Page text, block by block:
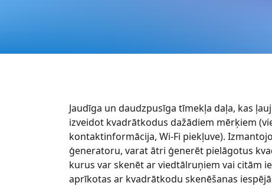
Jaudīga un daudzpusīga tīmekļa daļa, kas
izveidot kvadrātkodus dažādiem mērķiem
kontaktinformācija, Wi-Fi piekļuve).
ģeneratoru, varat ātri ģenerēt pielāgotus
kurus var skenēt ar viedtālruņiem vai citām
aprīkotas ar kvadrātkodu skenēšanas